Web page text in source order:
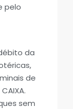
pelo
da
de
sem